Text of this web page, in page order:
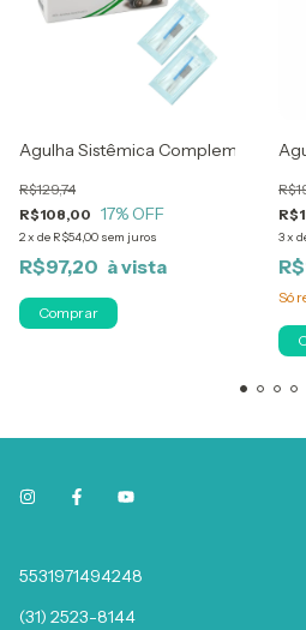
modelo KB
Agulha Sistêmica Complementar
R$108,00
R$129,74
17% OFF
2x de R$54,00 sem juros
R$97,20
Comprar
3x
Só
5531971494248
(31) 2523-8144